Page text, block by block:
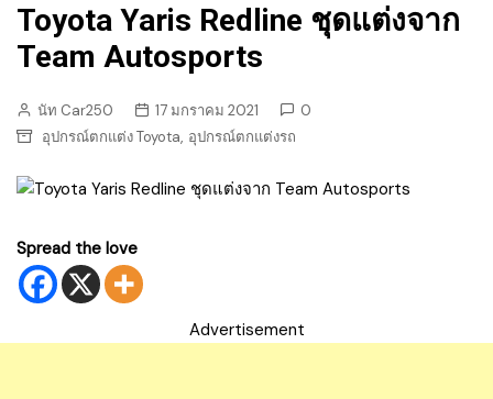
Toyota Yaris Redline ชุดแต่งจาก
Team Autosports
นัท Car250 17 มกราคม 2021
0
อุปกรณ์ตกแต่ง Toyota, อุปกรณ์ตกแต่งรถ
Spread the love
Advertisement